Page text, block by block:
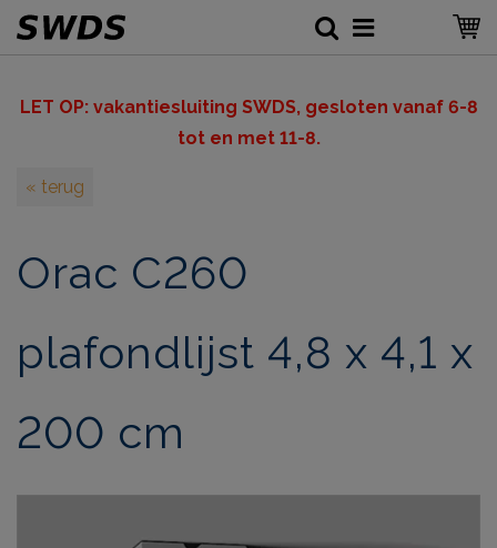
LET OP: vakantiesluiting SWDS, gesloten vanaf 6-8
tot en met 11-8.
« terug
Orac C260
plafondlijst 4,8 x 4,1 x
200 cm